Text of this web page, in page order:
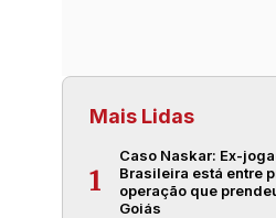
Mais Lidas
1
Caso Naskar: Ex-
Brasileira está entre
operação que
Goiás